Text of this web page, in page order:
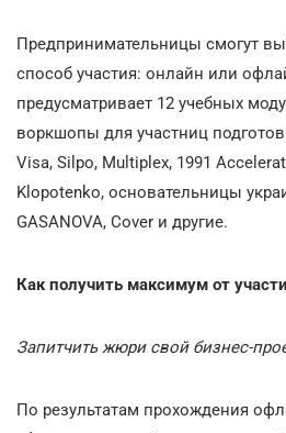
Предпринимательницы смогут
способ участия: онлайн или
предусматривает 12 учебных
воркшопы для участниц
Visa, Silpo, Multiplex, 1991
Klopotenko, основательницы
GASANOVA, Cover и другие.
Как получить максимум от
Запитчить жюри свой бизнес-
По результатам прохождения